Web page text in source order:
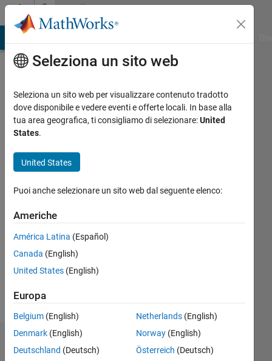
Vai al contenutoCommunity
Profile
钧
翔
Last
mesi fa
Followers:
Following:
Follow
Seleziona un sito web
Seleziona un sito web per visualizzare contenuto tradotto
dove disponibile e vedere eventi e offerte locali. In base alla
tua area geografica, ti consigliamo di selezionare:United
States.
United States
Puoi anche selezionare un sito web dal seguente elenco:
Americhe
América Latina (Español)
Canada (English)
United States (English)
Europa
Belgium (English)
Denmark (English)
Deutschland (Deutsch)
Netherlands(English)
Norway(English)
Österreich (Deutsch)